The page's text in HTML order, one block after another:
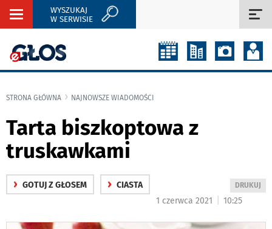
Rozwiń
WYSZUKAJ
W SERWISIE
STRONA GŁÓWNA NAJNOWSZE WIADOMOŚCI
Tarta biszkoptowa z
truskawkami
› GOTUJ Z GŁOSEM › CIASTA
WYDRUKUJ
DRUKUJ
1 czerwca 2021 10:25